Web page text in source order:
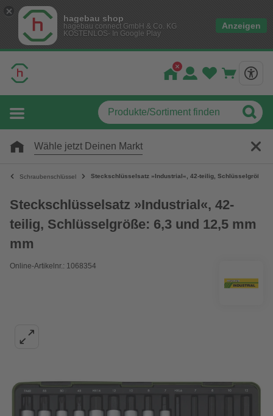
hagebau shop
hagebau connect GmbH & Co. KG
KOSTENLOS- In Google Play
Anzeigen
Wähle jetzt Deinen Markt
Schraubenschlüssel Steckschlüsselsatz »Industrial«, 42-teilig, Schlüsselgröße:
Steckschlüsselsatz »Industrial«, 42-
teilig, Schlüsselgröße: 6,3 und 12,5 mm
mm
Online-Artikelnr.: 1068354